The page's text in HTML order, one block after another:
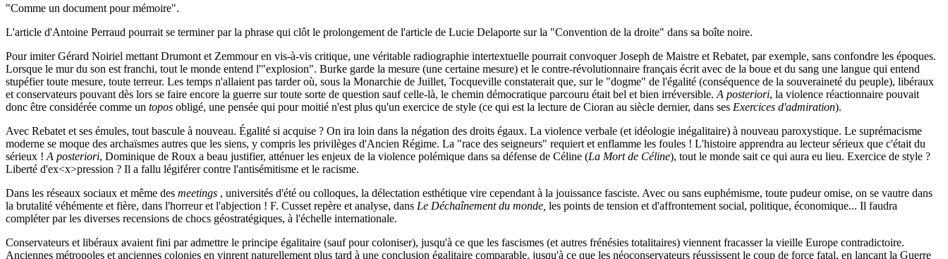
"Comme un document pour mémoire".
L'article d'Antoine Perraud pourrait se terminer par la phrase qui clôt le prolongement de l'article de Lucie Delaporte sur la "Convention de la droite" dans sa boîte noire.
Pour imiter Gérard Noiriel mettant Drumont et Zemmour en vis-à-vis critique, une véritable radiographie intertextuelle pourrait convoquer Joseph de Maistre et Rebatet, par exemple, sans confondre les époques.
Lorsque le mur du son est franchi, tout le monde entend l'"explosion". Burke garde la mesure (une certaine mesure) et le contre-révolutionnaire français écrit avec de la boue et du sang une langue qui entend
stupéfier toute mesure, toute terreur. Les temps n'allaient pas tarder où, sous la Monarchie de Juillet, Tocqueville constaterait que, sur le "dogme" de l'égalité (conséquence de la souveraineté du peuple), libéraux
et conservateurs pouvant dès lors se faire encore la guerre sur toute sorte de question sauf celle-là, le chemin démocratique parcouru était bel et bien irréversible. A posteriori, la violence réactionnaire pouvait
donc être considérée comme un topos obligé, une pensée qui pour moitié n'est plus qu'un exercice de style (ce qui est la lecture de Cioran au siècle dernier, dans ses Exercices d'admiration).
Avec Rebatet et ses émules, tout bascule à nouveau. Égalité si acquise ? On ira loin dans la négation des droits égaux. La violence verbale (et idéologie inégalitaire) à nouveau paroxystique. Le suprémacisme
moderne se moque des archaïsmes autres que les siens, y compris les privilèges d'Ancien Régime. La "race des seigneurs" requiert et enflamme les foules ! L'histoire apprendra au lecteur sérieux que c'était du
sérieux ! A posteriori, Dominique de Roux a beau justifier, atténuer les enjeux de la violence polémique dans sa défense de Céline (La Mort de Céline), tout le monde sait ce qui aura eu lieu. Exercice de style ?
Liberté d'ex<x>pression ? Il a fallu légiférer contre l'antisémitisme et le racisme.
Dans les réseaux sociaux et même des meetings , universités d'été ou colloques, la délectation esthétique vire cependant à la jouissance fasciste. Avec ou sans euphémisme, toute pudeur omise, on se vautre dans
la brutalité véhémente et fière, dans l'horreur et l'abjection ! F. Cusset repère et analyse, dans Le Déchaînement du monde, les points de tension et d'affrontement social, politique, économique... Il faudra
compléter par les diverses recensions de chocs géostratégiques, à l'échelle internationale.
Conservateurs et libéraux avaient fini par admettre le principe égalitaire (sauf pour coloniser), jusqu'à ce que les fascismes (et autres frénésies totalitaires) viennent fracasser la vieille Europe contradictoire.
Anciennes métropoles et anciennes colonies en vinrent naturellement plus tard à une conclusion égalitaire comparable, jusqu'à ce que les néoconservateurs réussissent le coup de force fatal, en lançant la Guerre